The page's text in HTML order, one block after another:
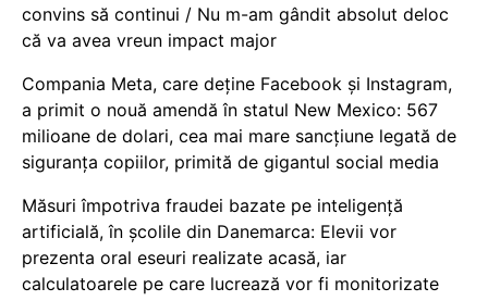
convins să continui / Nu m-am gândit absolut deloc
că va avea vreun impact major
Compania Meta, care deține Facebook și Instagram,
a primit o nouă amendă în statul New Mexico: 567
milioane de dolari, cea mai mare sancțiune legată de
siguranța copiilor, primită de gigantul social media
Măsuri împotriva fraudei bazate pe inteligență
artificială, în școlile din Danemarca: Elevii vor
prezenta oral eseuri realizate acasă, iar
calculatoarele pe care lucrează vor fi monitorizate